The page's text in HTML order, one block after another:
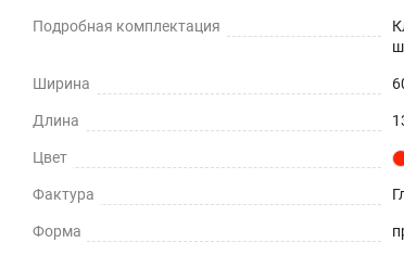
Гипоаллергенно
Не желтеет со временем
При использовании в помещении
Прочность и износостойкость
Подробная комплектация
Ширина
Длина
Цвет
Фактура
Форма